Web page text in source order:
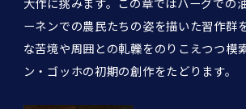
ーネンでの農民たちの姿を描いた習作群
な苦境や周囲との軋轢をのりこえつつ模
ン・ゴッホの初期の創作をたどります。